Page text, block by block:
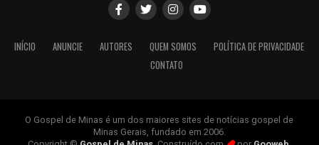
INÍCIO ANUNCIE AUTORES QUEM SOMOS
POLÍTICA DE PRIVACIDADE
CONTATO
O Gospel de Minas é um dos maiores sites de notícias gospel de
Minas Gerais, fundado em 2006.